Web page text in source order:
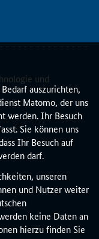
auszurichten,
Matomo, der uns
werden. Ihr Besuch
Sie können uns
Ihr Besuch auf
darf.
unseren
und Nutzer weiter
keine Daten an
hierzu finden Sie
und